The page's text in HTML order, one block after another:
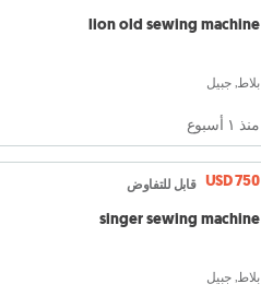
lion old sewing machine
بلاط, جبيل
منذ ١ أسبوع
USD 750 قابل للتفاوض
singer sewing machine
بلاط, جبيل